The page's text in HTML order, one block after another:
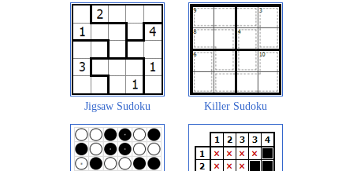
Jigsaw Sudoku Killer Sudoku